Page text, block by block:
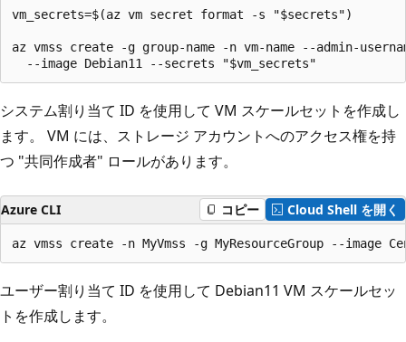
vm_secrets=$(az vm secret format -s "$secrets")
az vmss create -g group-name -n vm-name --admin-
  --image Debian11 --secrets "$vm_secrets"
システム割り当て ID を使用して VM スケールセットを作成し
ます。 VM には、ストレージ アカウントへのアクセス権を持
つ "共同作成者" ロールがあります。
Azure CLI コピー Cloud Shell を開く
az vmss create -n MyVmss -g MyResourceGroup --
ユーザー割り当て ID を使用して Debian11 VM スケールセッ
トを作成します。